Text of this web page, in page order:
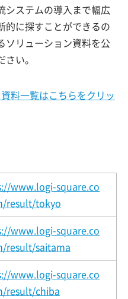
システムの導入まで幅広
的に探すことができるの
ソリューション資料を公
い。
料一覧はこちらをクリッ
www.logi-square.co
result/tokyo
www.logi-square.co
result/saitama
www.logi-square.co
result/chiba